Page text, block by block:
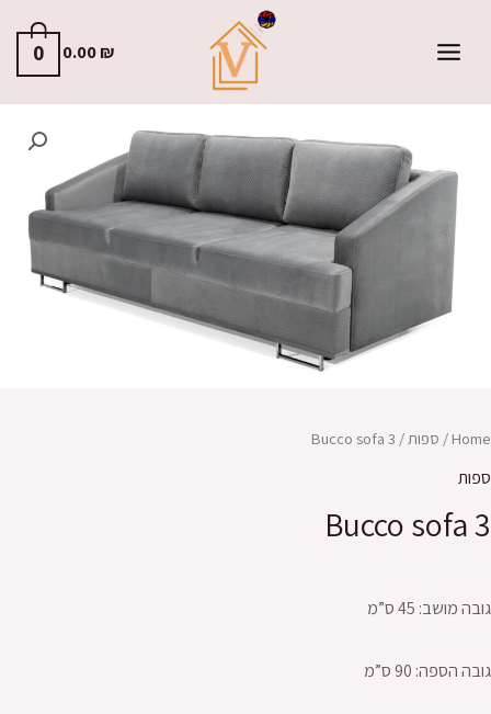
0.00₪
0
Home
/ ספות/ Bucco sofa 3
ספות
Bucco sofa 3
גובה מושב: 45 ס”מ
גובה הספה: 90 ס”מ